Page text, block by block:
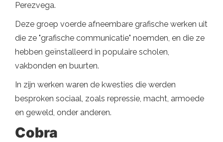
Perezvega.
Deze groep voerde afneembare grafische werken uit
die ze "grafische communicatie" noemden, en die ze
hebben geïnstalleerd in populaire scholen,
vakbonden en buurten.
In zijn werken waren de kwesties die werden
besproken sociaal, zoals repressie, macht, armoede
en geweld, onder anderen.
Cobra